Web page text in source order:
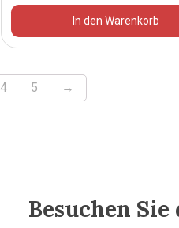
In den Warenkorb
4 5 →
Besuchen